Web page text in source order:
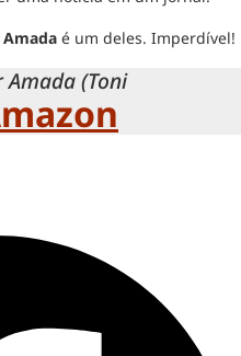
Amada é um deles. Imperdível!
(Toni